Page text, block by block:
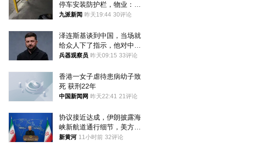
停车安装防护栏，物业：不
建议装护栏，也会影响自身
九派新闻 昨天19:44 30评论
泽连斯基谈到中国，当场就
给众人下了指示，他对中国
和中乌关系，显然又有了新
兵器观察员 昨天09:15 33评论
香港一女子虐待患病幼子致
死 获刑22年
中国新闻网 昨天22:41 21评论
协议接近达成，伊朗披露海
峡新航道通行细节，美方再
提“倒计时”
新黄河 11小时前 32评论